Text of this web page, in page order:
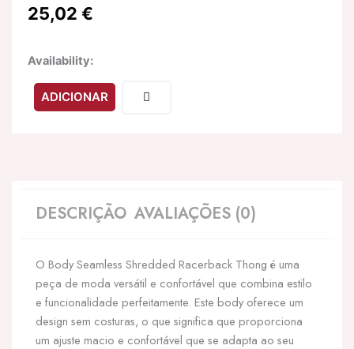
25,02 €
Availability:
Quantidade
LEG
AVENUE
ADICIONAR
DESCRIÇÃO AVALIAÇÕES (0)
O Body Seamless Shredded Racerback Thong é uma
peça de moda versátil e confortável que combina estilo
e funcionalidade perfeitamente. Este body oferece um
design sem costuras, o que significa que proporciona
um ajuste macio e confortável que se adapta ao seu